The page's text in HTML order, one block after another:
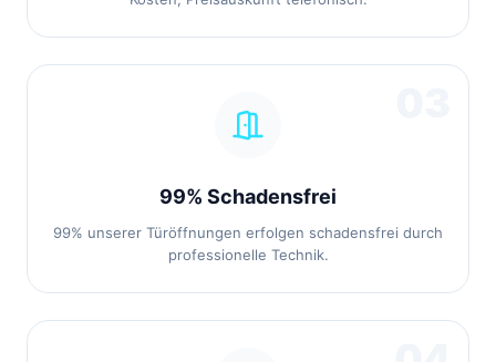
99% Schadensfrei
99% unserer Türöffnungen erfolgen schadensfrei durch
professionelle Technik.